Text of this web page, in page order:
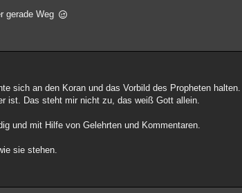
gerade Weg
sich an den Koran und das Vorbild des Propheten
ist. Das steht mir nicht zu, das weiß Gott allein.
und mit Hilfe von Gelehrten und Kommentaren.
sie stehen.